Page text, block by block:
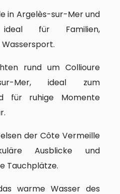
in Argelès-sur-Mer und
ideal für Familien,
rund um Collioure
Mer, ideal zum
für ruhige Momente
der Côte Vermeille
Ausblicke und
Tauchplätze.
warme Wasser des